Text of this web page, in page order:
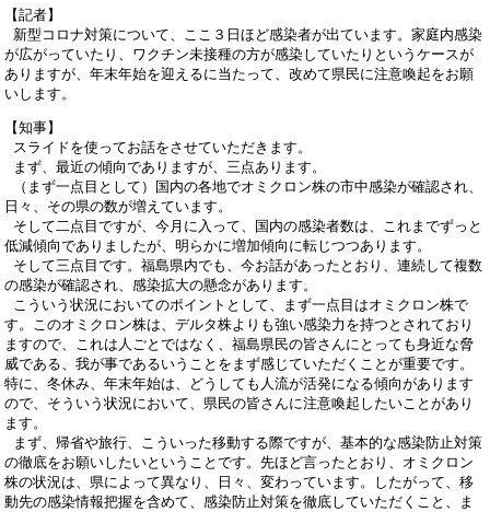
【記者】
新型コロナ対策について、ここ３日ほど感染者が出ています。家庭内感染
が広がっていたり、ワクチン未接種の方が感染していたりというケースが
ありますが、年末年始を迎えるに当たって、改めて県民に注意喚起をお願
いします。
【知事】
スライドを使ってお話をさせていただきます。
まず、最近の傾向でありますが、三点あります。
（まず一点目として）国内の各地でオミクロン株の市中感染が確認され、
日々、その県の数が増えています。
そして二点目ですが、今月に入って、国内の感染者数は、これまでずっと
低減傾向でありましたが、明らかに増加傾向に転じつつあります。
そして三点目です。福島県内でも、今お話があったとおり、連続して複数
の感染が確認され、感染拡大の懸念があります。
こういう状況においてのポイントとして、まず一点目はオミクロン株で
す。このオミクロン株は、デルタ株よりも強い感染力を持つとされており
ますので、これは人ごとではなく、福島県民の皆さんにとっても身近な脅
威である、我が事であるいうことをまず感じていただくことが重要です。
特に、冬休み、年末年始は、どうしても人流が活発になる傾向があります
ので、そういう状況において、県民の皆さんに注意喚起したいことがあり
ます。
まず、帰省や旅行、こういった移動する際ですが、基本的な感染防止対策
の徹底をお願いしたいということです。先ほど言ったとおり、オミクロン
株の状況は、県によって異なり、日々、変わっています。したがって、移
動先の感染情報把握を含めて、感染防止対策を徹底していただくこと、ま